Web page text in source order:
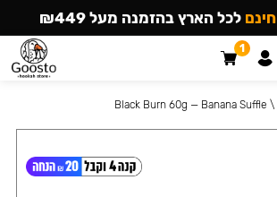
\
Black Burn 60g — Banana Suffle
חינם לכל הארץ בהזמנה מעל ₪449
1